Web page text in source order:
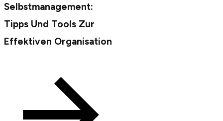
Selbstmanagement:
Tipps Und Tools Zur
Effektiven Organisation